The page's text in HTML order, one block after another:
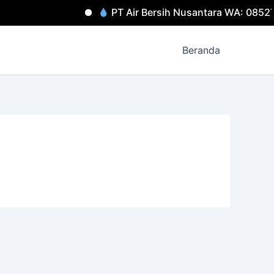
PT Air Bersih Nusantara WA:
Beranda